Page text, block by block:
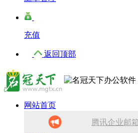
充值
返回顶部
网站首页
腾讯企业邮